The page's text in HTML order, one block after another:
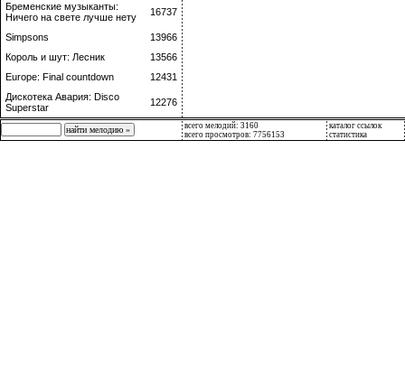
Бременские музыканты:
Ничего на свете лучше нету
16737
Simpsons
13966
Король и шут: Лесник
13566
Europe: Final countdown
12431
Дискотека Авария: Disco
Superstar
12276
всего мелодий: 3160
всего просмотров: 7756153
каталог ссылок
статистика